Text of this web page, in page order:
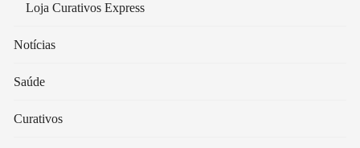
Loja Curativos Express
Notícias
Saúde
Curativos